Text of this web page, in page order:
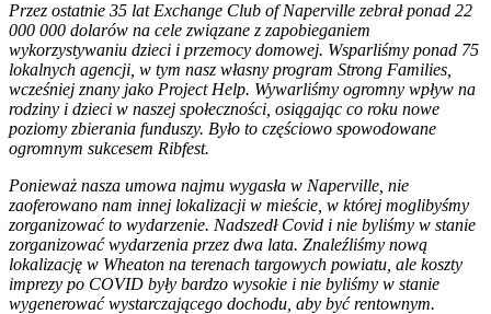
Przez ostatnie 35 lat Exchange Club of Naperville zebrał ponad 22
000 000 dolarów na cele związane z zapobieganiem
wykorzystywaniu dzieci i przemocy domowej. Wsparliśmy ponad 75
lokalnych agencji, w tym nasz własny program Strong Families,
wcześniej znany jako Project Help. Wywarliśmy ogromny wpływ na
rodziny i dzieci w naszej społeczności, osiągając co roku nowe
poziomy zbierania funduszy. Było to częściowo spowodowane
ogromnym sukcesem Ribfest.
Ponieważ nasza umowa najmu wygasła w Naperville, nie
zaoferowano nam innej lokalizacji w mieście, w której moglibyśmy
zorganizować to wydarzenie. Nadszedł Covid i nie byliśmy w stanie
zorganizować wydarzenia przez dwa lata. Znaleźliśmy nową
lokalizację w Wheaton na terenach targowych powiatu, ale koszty
imprezy po COVID były bardzo wysokie i nie byliśmy w stanie
wygenerować wystarczającego dochodu, aby być rentownym.